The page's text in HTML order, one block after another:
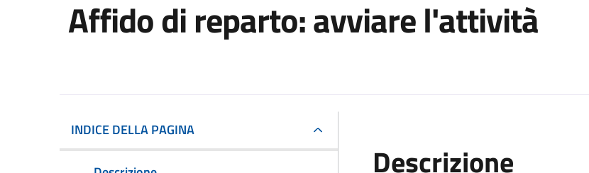
Affido di reparto: avviare l'attività
INDICE DELLA PAGINA
Descrizione